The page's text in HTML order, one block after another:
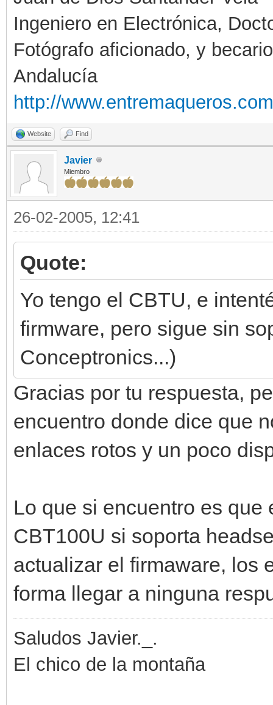
Ingeniero en Electrónica,
Fotógrafo aficionado, y
Andalucía
http://
Website Find
Javier
Miembro
26-02-2005, 12:41
Quote:
Yo tengo el CBTU, e
firmware, pero sigue sin
Conceptronics...)
Gracias por tu respuesta,
encuentro donde dice que
enlaces rotos y un poco
Lo que si encuentro es
CBT100U si soporta
actualizar el firmaware, los
forma llegar a ninguna
Saludos Javier._.
El chico de la montaña